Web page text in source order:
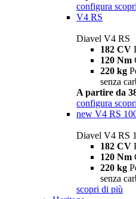
configura
V4 RS
Diavel V4 RS
182 CV
120 Nm
220 kg
senza
A partire da
configura
new V4 RS
Diavel V4 RS
182 CV
120 Nm
220 kg
senza
scopri di più